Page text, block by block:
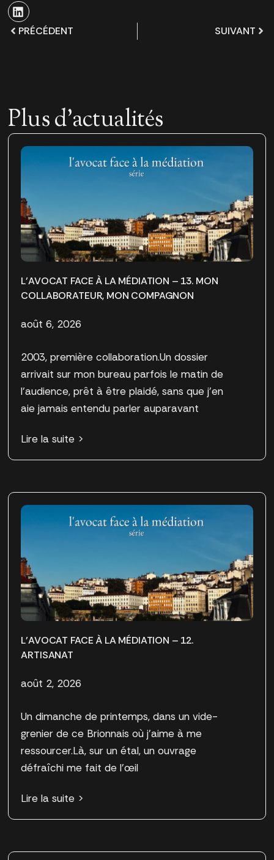
PRÉCÉDENT SUIVANT
Plus d'actualités
L’AVOCAT FACE À LA MÉDIATION – 13. MON
COLLABORATEUR, MON COMPAGNON
août 6, 2026
2003, première collaboration.Un dossier
arrivait sur mon bureau parfois le matin de
l’audience, prêt à être plaidé, sans que j’en
aie jamais entendu parler auparavant
Lire la suite >
L’AVOCAT FACE À LA MÉDIATION – 12.
ARTISANAT
août 2, 2026
Un dimanche de printemps, dans un vide-
grenier de ce Brionnais où j’aime à me
ressourcer.Là, sur un étal, un ouvrage
défraîchi me fait de l’œil
Lire la suite >